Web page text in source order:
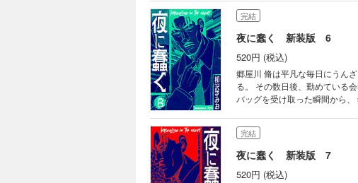
営業経験を生かし、編集長と
話 あいさつ回り 第32話 完
完結
夜に蠢く 新装版 6
520円 (税込)
郷屋川 脩は平凡な毎日にうん
る。 その数日後、勤めている
バッグを受け取った瞬間から、 郷屋川 脩は別人へ
ンからか、郷屋川は覗きをや
も快感だった。 【目次】 第37話 ひらきなおり 第38話 止まらない 第39話 男、現る 第40話 カゴの鳥 第41
話 ストレス 第42話 暗闇の
完結
夜に蠢く 新装版 7
520円 (税込)